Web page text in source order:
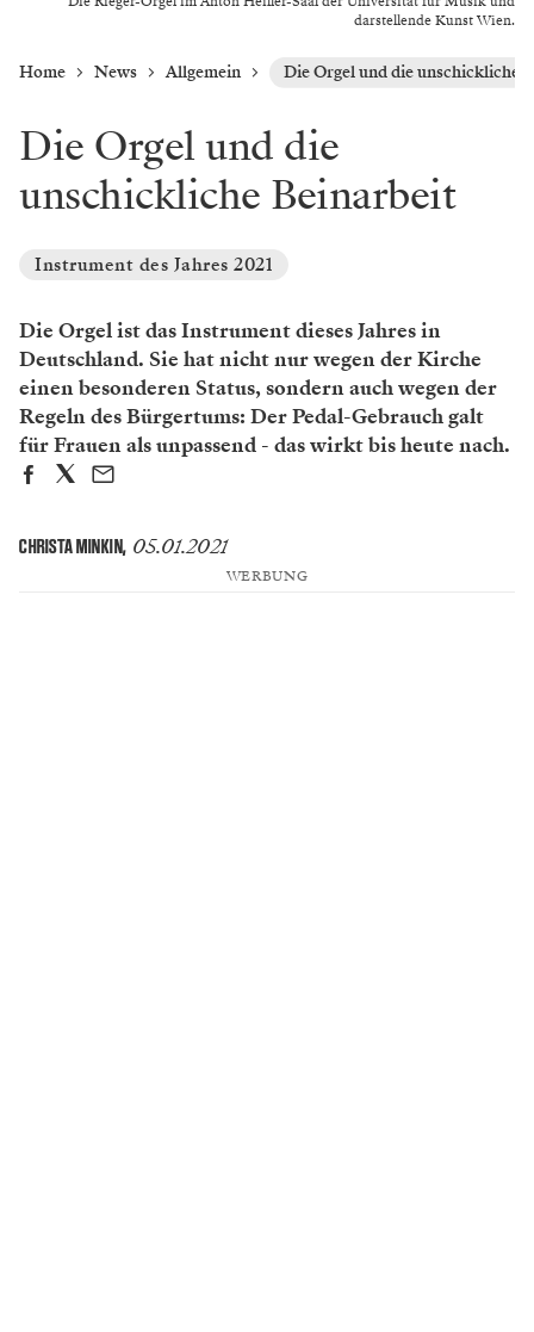
darstellende Kunst Wien.
Home News Allgemein Die Orgel und die unschickliche
Die Orgel und die
unschickliche Beinarbeit
Instrument des Jahres 2021
Die Orgel ist das Instrument dieses Jahres in
Deutschland. Sie hat nicht nur wegen der Kirche
einen besonderen Status, sondern auch wegen der
Regeln des Bürgertums: Der Pedal-Gebrauch galt
für Frauen als unpassend - das wirkt bis heute nach.
CHRISTA MINKIN, 05.01.2021
WERBUNG